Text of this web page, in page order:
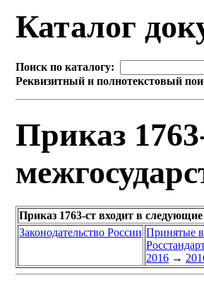
Каталог
Поиск по каталогу:
Реквизитный и полнотекстовый
Приказ
Приказ 1763-ст входит в
Законодательство России Принятые
2016 →